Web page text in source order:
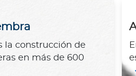
la construcción de
en más de 600